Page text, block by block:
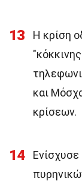
13
Η κρίση
και
κρίσεων.
14